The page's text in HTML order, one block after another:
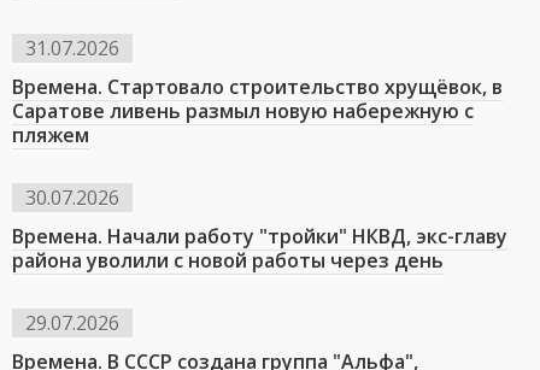
31.07.2026
Времена. Стартовало строительство хрущёвок, в
Саратове ливень размыл новую набережную с
пляжем
30.07.2026
Времена. Начали работу "тройки" НКВД, экс-главу
района уволили с новой работы через день
29.07.2026
Времена. В СССР создана группа "Альфа",